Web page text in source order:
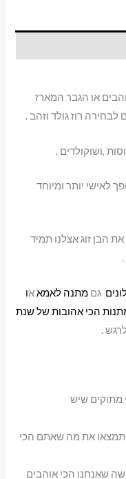
או הגבר המארז
רוז גולד וזהב .
לאישי יותר ומיוחד
הבן זוג אצלנו תמיד
גםמתנה לאמאאו
הכי אהובות של שנת
.
מתוקים שיש
תמצאו את מה שאתם הכי
שאנחנו הכי אוהבים